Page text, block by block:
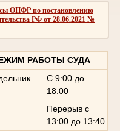
ОПФР по постановлению
РФ от 28.06.2021 №
РАБОТЫ СУДА
С 9:00 до
18:00
Перерыв с
13:00 до 13:40